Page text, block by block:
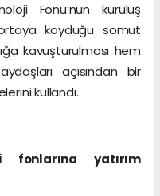
Fonu’nun kuruluş
koyduğu somut
kavuşturulması hem
açısından bir
kullandı.
yatırım